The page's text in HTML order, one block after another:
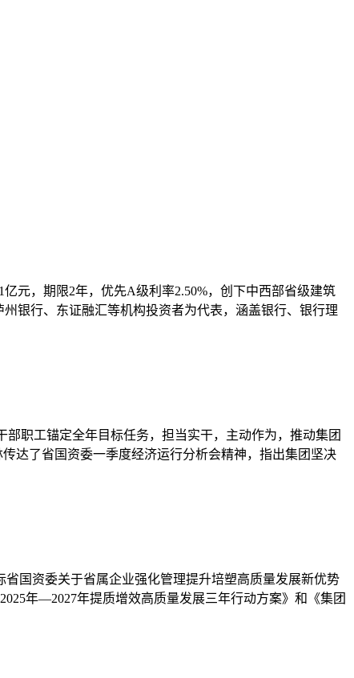
元，期限2年，优先A级利率2.50%，创下中西部省级建筑
银行、东证融汇等机构投资者为代表，涵盖银行、银行理
职工锚定全年目标任务，担当实干，主动作为，推动集团
达了省国资委一季度经济运行分析会精神，指出集团坚决
国资委关于省属企业强化管理提升培塑高质量发展新优势
年—2027年提质增效高质量发展三年行动方案》和《集团